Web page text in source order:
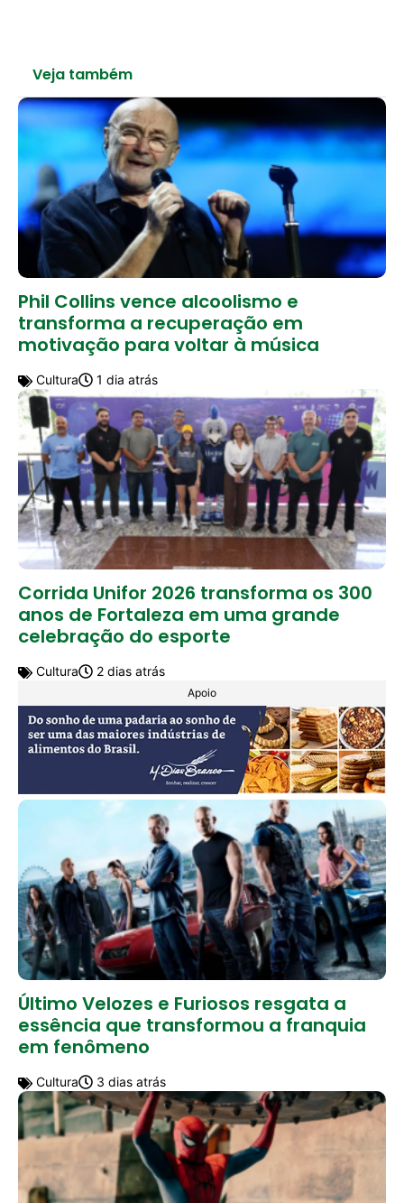
Veja também
Phil Collins vence alcoolismo e
transforma a recuperação em
motivação para voltar à música
Cultura 1 dia atrás
Corrida Unifor 2026 transforma os 300
anos de Fortaleza em uma grande
celebração do esporte
Cultura 2 dias atrás
Apoio
Último Velozes e Furiosos resgata a
essência que transformou a franquia
em fenômeno
Cultura 3 dias atrás